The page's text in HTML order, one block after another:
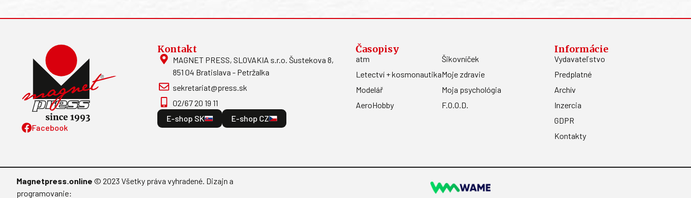
Facebook
Kontakt
MAGNET PRESS, SLOVAKIA s.r.o. Šustekova 8,
851 04 Bratislava - Petržalka
sekretariat@press.sk
02/67 20 19 11
E-shop SK
E-shop CZ
Časopisy
atm
Letectví + kosmonautika
Modelář
AeroHobby
Šikovníček
Moje zdravie
Moja psychológia
F.O.O.D.
Informácie
Vydavateľstvo
Predplatné
Archív
Inzercia
GDPR
Kontakty
Magnetpress.online © 2023 Všetky práva vyhradené. Dizajn a
programovanie: